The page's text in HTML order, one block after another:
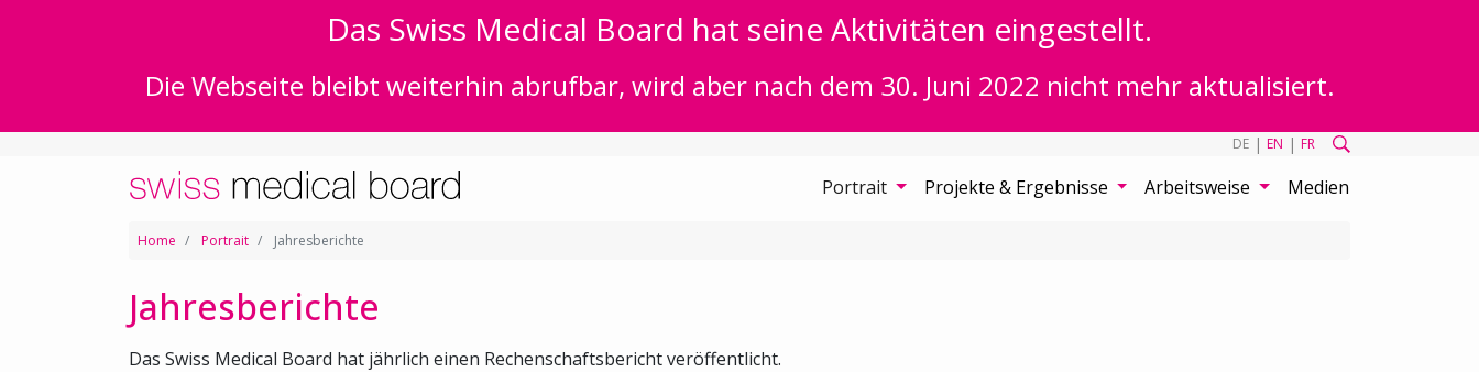
Das Swiss Medical Board hat seine Aktivitäten eingestellt.
Die Webseite bleibt weiterhin abrufbar, wird aber nach dem 30. Juni 2022 nicht mehr aktualisiert.
DE | EN | FR
Portrait Projekte & Ergebnisse Arbeitsweise Medien
Home Portrait Jahresberichte
Jahresberichte
Das Swiss Medical Board hat jährlich einen Rechenschaftsbericht veröffentlicht.